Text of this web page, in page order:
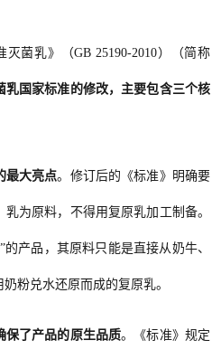
菌乳》（GB 25190-2010）（简称
乳国家标准的修改，主要包含三个核
最大亮点。修订后的《标准》明确要
为原料，不得用复原乳加工制备。
的产品，其原料只能是直接从奶牛、
粉兑水还原而成的复原乳。
保了产品的原生品质。《标准》规定